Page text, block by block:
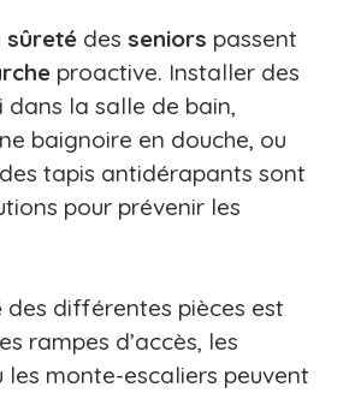
sûreté des seniors passent
proactive. Installer des
dans la salle de bain,
baignoire en douche, ou
tapis antidérapants sont
pour prévenir les
des différentes pièces est
rampes d’accès, les
les monte-escaliers peuvent